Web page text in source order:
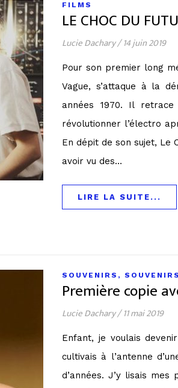
FILMS
LE CHOC DU
Lucie Dachary/ 14 juin 2019
Pour son premier long
Vague, s’attaque à la
années 1970. Il
révolutionner l’électro
En dépit de son sujet, Le
avoir vu des…
LIRE LA SUITE...
SOUVENIRS, SOUVENIRS
Première copie
Lucie Dachary/ 11 mai 2019
Enfant, je voulais
cultivais à l’antenne
d’années. J’y lisais